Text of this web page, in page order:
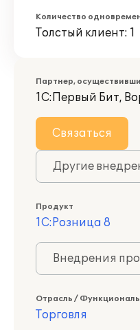
Количество
Толстый клиент: 1
Партнер,
1С:Первый Бит,
Связаться
Другие
Продукт
1С:Розница 8
Внедрения
Отрасль /
Торговля